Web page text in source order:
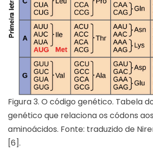
Figura 3. O código genético. Tabela
genético que relaciona os códons
aminoácidos. Fonte: traduzido de
[6].